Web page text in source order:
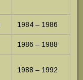
1984 – 1986
1986 – 1988
1988 – 1992